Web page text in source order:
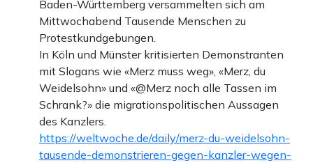
Baden-Württemberg versammelten sich am
Mittwochabend Tausende Menschen zu
Protestkundgebungen.
In Köln und Münster kritisierten Demonstranten
mit Slogans wie «Merz muss weg», «Merz, du
Weidelsohn» und «@Merz noch alle Tassen im
Schrank?» die migrationspolitischen Aussagen
des Kanzlers.
https://weltwoche.de/daily/merz-du-weidelsohn-
tausende-demonstrieren-gegen-kanzler-wegen-